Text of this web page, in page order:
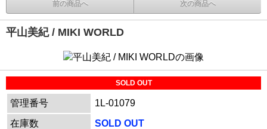
前の商品へ 次の商品へ
平山美紀 / MIKI WORLD
SOLD OUT
管理番号
1L-01079
在庫数
SOLD OUT